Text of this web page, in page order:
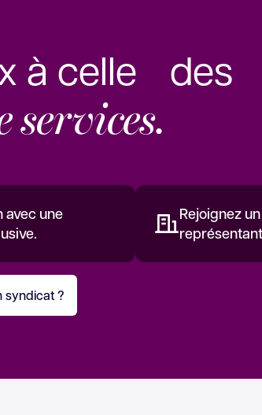
à celle des
services.
avec une
Rejoignez
syndicat ?